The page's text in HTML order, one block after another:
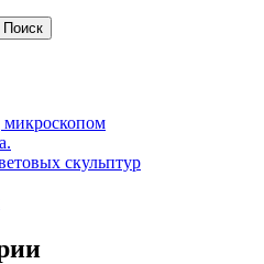
Поиск
скульптур